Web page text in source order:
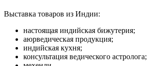
Выставка товаров из Индии:
настоящая индийская бижутерия;
аюрведическая продукция;
индийская кухня;
консультация ведического астролога;